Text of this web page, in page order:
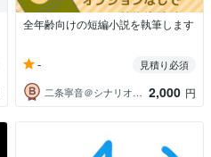
全年齢向けの短編小説を執筆します
-
見積り必須
二条寧音＠シナリオライター
2,000 円